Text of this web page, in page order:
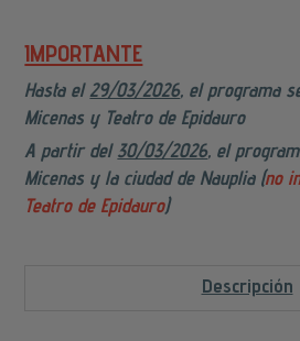
IMPORTANTE
Hasta el29/03/2026, el programa
Micenas y Teatro de Epidauro
A partir del30/03/2026, el
Micenas y la ciudad de Nauplia (no
Teatro de Epidauro)
Descripción